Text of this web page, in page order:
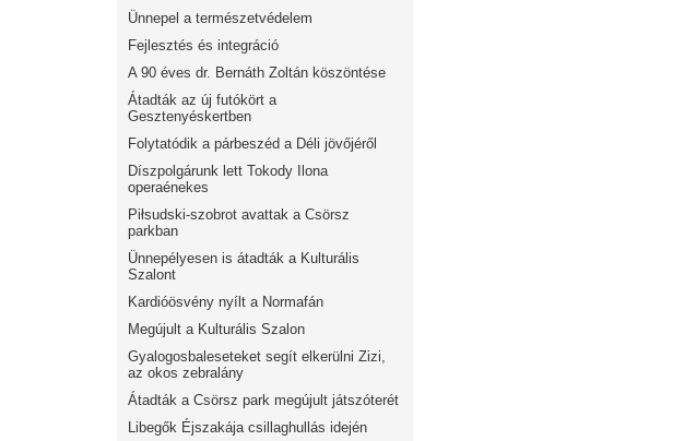
Ünnepel a természetvédelem
Fejlesztés és integráció
A 90 éves dr. Bernáth Zoltán köszöntése
Átadták az új futókört a
Gesztenyéskertben
Folytatódik a párbeszéd a Déli jövőjéről
Díszpolgárunk lett Tokody Ilona
operaénekes
Piłsudski-szobrot avattak a Csörsz
parkban
Ünnepélyesen is átadták a Kulturális
Szalont
Kardióösvény nyílt a Normafán
Megújult a Kulturális Szalon
Gyalogosbaleseteket segít elkerülni Zizi,
az okos zebralány
Átadták a Csörsz park megújult játszóterét
Libegők Éjszakája csillaghullás idején